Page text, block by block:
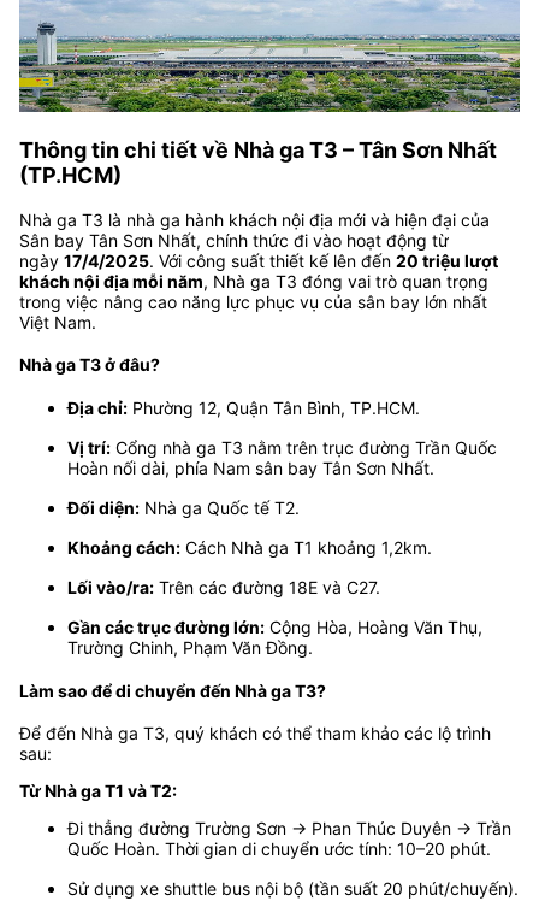
Thông tin chi tiết về Nhà ga T3 – Tân Sơn Nhất
(TP.HCM)
Nhà ga T3 là nhà ga hành khách nội địa mới và hiện đại của
Sân bay Tân Sơn Nhất, chính thức đi vào hoạt động từ
ngày 17/4/2025. Với công suất thiết kế lên đến 20 triệu lượt
khách nội địa mỗi năm, Nhà ga T3 đóng vai trò quan trọng
trong việc nâng cao năng lực phục vụ của sân bay lớn nhất
Việt Nam.
Nhà ga T3 ở đâu?
Địa chỉ: Phường 12, Quận Tân Bình, TP.HCM.
Vị trí: Cổng nhà ga T3 nằm trên trục đường Trần Quốc
Hoàn nối dài, phía Nam sân bay Tân Sơn Nhất.
Đối diện: Nhà ga Quốc tế T2.
Khoảng cách: Cách Nhà ga T1 khoảng 1,2km.
Lối vào/ra: Trên các đường 18E và C27.
Gần các trục đường lớn: Cộng Hòa, Hoàng Văn Thụ,
Trường Chinh, Phạm Văn Đồng.
Làm sao để di chuyển đến Nhà ga T3?
Để đến Nhà ga T3, quý khách có thể tham khảo các lộ trình
sau:
Từ Nhà ga T1 và T2:
Đi thẳng đường Trường Sơn → Phan Thúc Duyên → Trần
Quốc Hoàn. Thời gian di chuyển ước tính: 10–20 phút.
Sử dụng xe shuttle bus nội bộ (tần suất 20 phút/chuyến).